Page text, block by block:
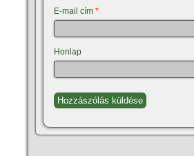
E-mail cím *
Honlap